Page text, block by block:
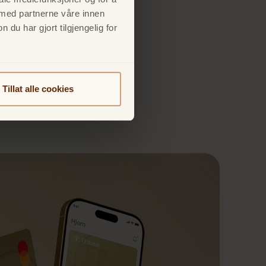
partnerne våre innen
du har gjort tilgjengelig for
Tillat alle cookies